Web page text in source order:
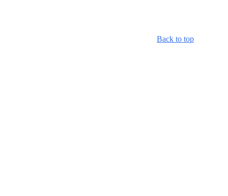
Back to top